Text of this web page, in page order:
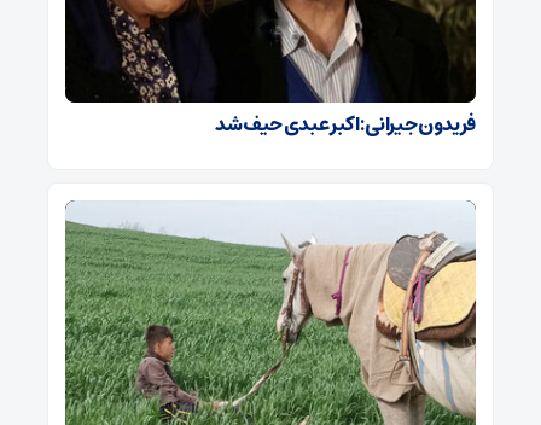
فریدون جیرانی: اکبر عبدی حیف شد